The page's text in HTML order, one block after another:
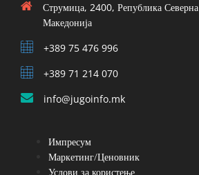
Струмица, 2400, Република Северна
Македонија
+389 75 476 996
+389 71 214 070
info@jugoinfo.mk
Импресум
Маркетинг/Ценовник
Услови за користење